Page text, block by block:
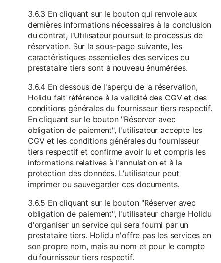
3.6.3 En cliquant sur le bouton qui renvoie aux
dernières informations nécessaires à la conclusion
du contrat, l'Utilisateur poursuit le processus de
réservation. Sur la sous-page suivante, les
caractéristiques essentielles des services du
prestataire tiers sont à nouveau énumérées.
3.6.4 En dessous de l'aperçu de la réservation,
Holidu fait référence à la validité des CGV et des
conditions générales du fournisseur tiers respectif.
En cliquant sur le bouton "Réserver avec
obligation de paiement", l'utilisateur accepte les
CGV et les conditions générales du fournisseur
tiers respectif et confirme avoir lu et compris les
informations relatives à l'annulation et à la
protection des données. L'utilisateur peut
imprimer ou sauvegarder ces documents.
3.6.5 En cliquant sur le bouton "Réserver avec
obligation de paiement", l'utilisateur charge Holidu
d'organiser un service qui sera fourni par un
prestataire tiers. Holidu n'offre pas les services en
son propre nom, mais au nom et pour le compte
du fournisseur tiers respectif.